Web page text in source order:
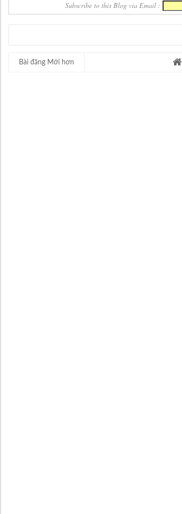
Subscribe to this Blog via Email :
Bài đăng Mới hơn